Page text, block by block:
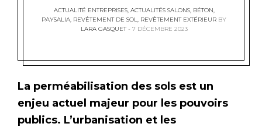
ACTUALITÉ ENTREPRISES, ACTUALITÉS SALONS, BÉTON,
PAYSALIA, REVÊTEMENT DE SOL, REVÊTEMENT EXTÉRIEUR BY
LARA GASQUET
7 DÉCEMBRE 2023
La perméabilisation des sols est un
enjeu actuel majeur pour les pouvoirs
publics. L’urbanisation et les